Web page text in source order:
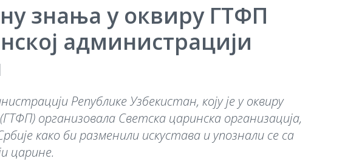
знања у оквиру ГТФП
администрацији
Републике Узбекистан, коју је у оквиру
организовала Светска царинска организација,
како би разменили искустава и упознали се са
царине.